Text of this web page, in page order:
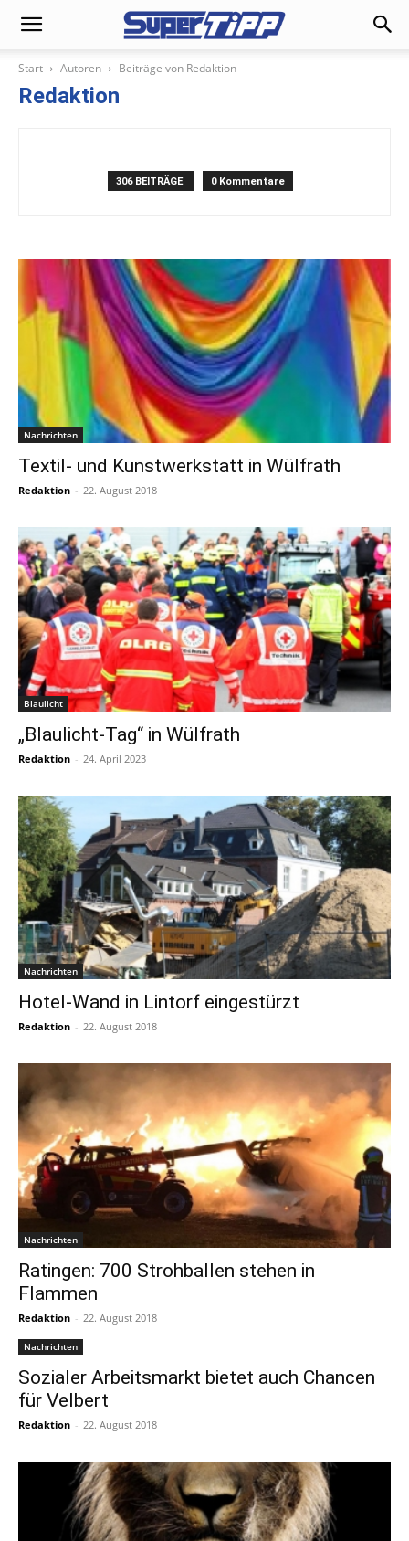
Start Autoren Beiträge von Redaktion
Redaktion
306 BEITRÄGE 0 Kommentare
Nachrichten
Textil- und Kunstwerkstatt in Wülfrath
Redaktion - 22. August 2018
Blaulicht
„Blaulicht-Tag“ in Wülfrath
Redaktion - 24. April 2023
Nachrichten
Hotel-Wand in Lintorf eingestürzt
Redaktion - 22. August 2018
Nachrichten
Ratingen: 700 Strohballen stehen in
Flammen
Redaktion - 22. August 2018
Nachrichten
Sozialer Arbeitsmarkt bietet auch Chancen
für Velbert
Redaktion - 22. August 2018